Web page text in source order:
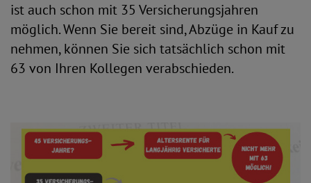
ist auch schon mit 35 Versicherungsjahren
möglich. Wenn Sie bereit sind, Abzüge in Kauf zu
nehmen, können Sie sich tatsächlich schon mit
63 von Ihren Kollegen verabschieden.